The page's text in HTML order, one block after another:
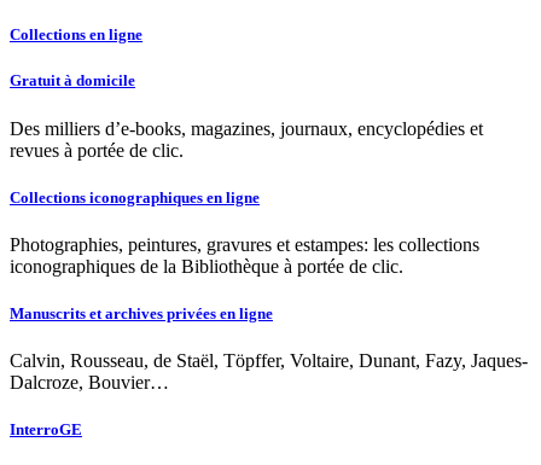
Collections en ligne
Gratuit à domicile
Des milliers d’e-books, magazines, journaux, encyclopédies et
revues à portée de clic.
Collections iconographiques en ligne
Photographies, peintures, gravures et estampes: les collections
iconographiques de la Bibliothèque à portée de clic.
Manuscrits et archives privées en ligne
Calvin, Rousseau, de Staël, Töpffer, Voltaire, Dunant, Fazy, Jaques-
Dalcroze, Bouvier…
InterroGE